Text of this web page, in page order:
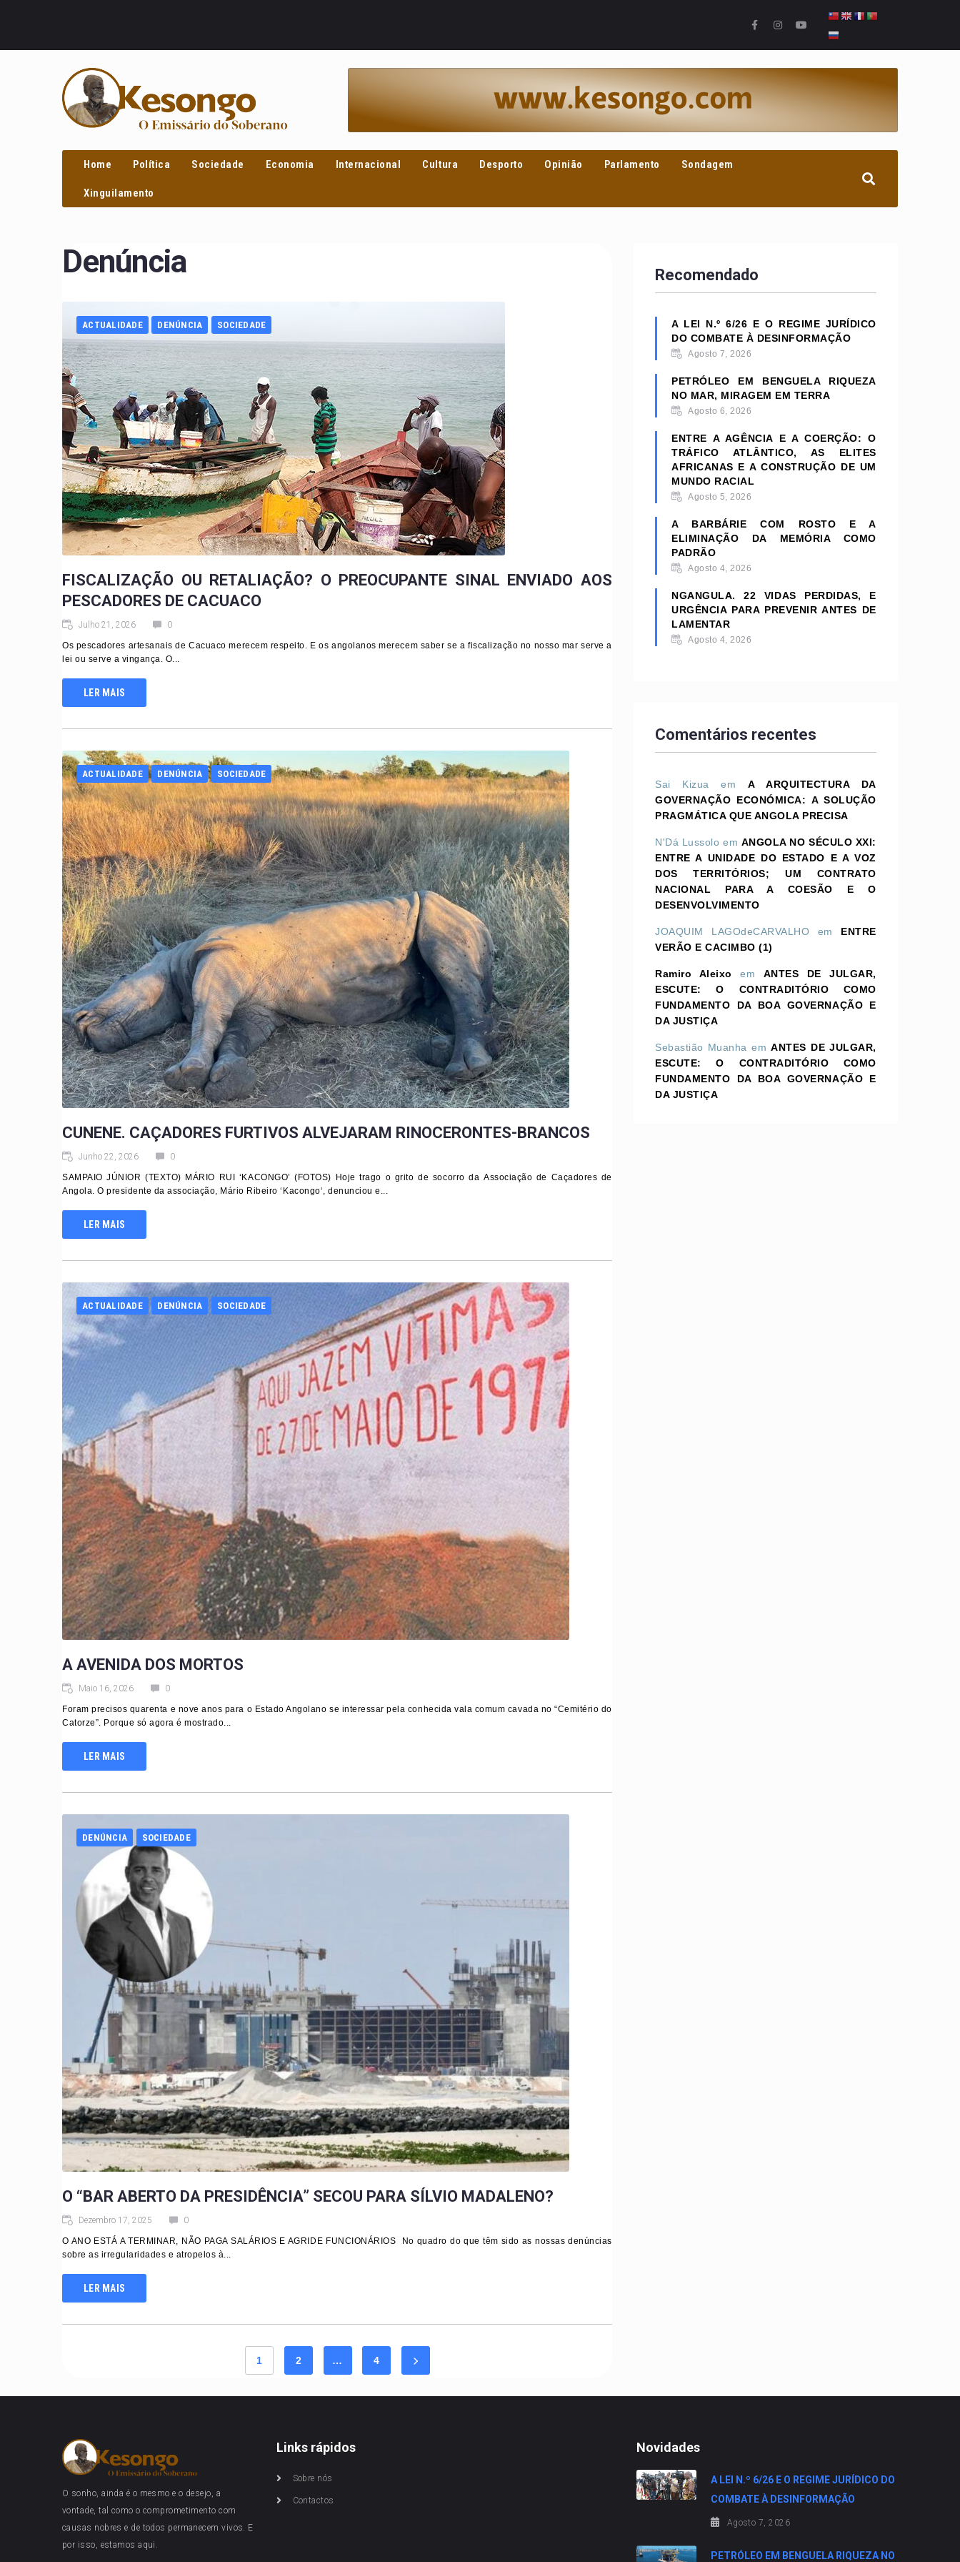
Home Política Sociedade Economia Internacional Cultura Desporto Opinião Parlamento Sondagem
Xinguilamento
Denúncia
ACTUALIDADE DENÚNCIA SOCIEDADE
FISCALIZAÇÃO OU RETALIAÇÃO? O PREOCUPANTE SINAL ENVIADO AOS
PESCADORES DE CACUACO
Julho 21, 2026 0
Os pescadores artesanais de Cacuaco merecem respeito. E os angolanos merecem saber se a fiscalização no nosso mar serve a
lei ou serve a vingança. O...
LER MAIS
ACTUALIDADE DENÚNCIA SOCIEDADE
CUNENE. CAÇADORES FURTIVOS ALVEJARAM RINOCERONTES-BRANCOS
Junho 22, 2026 0
SAMPAIO JÚNIOR (TEXTO) MÁRIO RUI ‘KACONGO’ (FOTOS) Hoje trago o grito de socorro da Associação de Caçadores de
Angola. O presidente da associação, Mário Ribeiro ‘Kacongo‘, denunciou e...
LER MAIS
ACTUALIDADE DENÚNCIA SOCIEDADE
A AVENIDA DOS MORTOS
Maio 16, 2026 0
Foram precisos quarenta e nove anos para o Estado Angolano se interessar pela conhecida vala comum cavada no “Cemitério do
Catorze”. Porque só agora é mostrado...
LER MAIS
DENÚNCIA SOCIEDADE
O “BAR ABERTO DA PRESIDÊNCIA” SECOU PARA SÍLVIO MADALENO?
Dezembro 17, 2025 0
O ANO ESTÁ A TERMINAR, NÃO PAGA SALÁRIOS E AGRIDE FUNCIONÁRIOS No quadro do que têm sido as nossas denúncias
sobre as irregularidades e atropelos à...
LER MAIS
1 2 … 4
Recomendado
A LEI N.º 6/26 E O REGIME JURÍDICO
DO COMBATE À DESINFORMAÇÃO
Agosto 7, 2026
PETRÓLEO EM BENGUELA RIQUEZA
NO MAR, MIRAGEM EM TERRA
Agosto 6, 2026
ENTRE A AGÊNCIA E A COERÇÃO: O
TRÁFICO ATLÂNTICO, AS ELITES
AFRICANAS E A CONSTRUÇÃO DE UM
MUNDO RACIAL
Agosto 5, 2026
A BARBÁRIE COM ROSTO E A
ELIMINAÇÃO DA MEMÓRIA COMO
PADRÃO
Agosto 4, 2026
NGANGULA. 22 VIDAS PERDIDAS, E
URGÊNCIA PARA PREVENIR ANTES DE
LAMENTAR
Agosto 4, 2026
Comentários recentes
Sai Kizua emA ARQUITECTURA DA
GOVERNAÇÃO ECONÓMICA: A SOLUÇÃO
PRAGMÁTICA QUE ANGOLA PRECISA
N'Dá Lussolo em ANGOLA NO SÉCULO XXI:
ENTRE A UNIDADE DO ESTADO E A VOZ
DOS TERRITÓRIOS; UM CONTRATO
NACIONAL PARA A COESÃO E O
DESENVOLVIMENTO
JOAQUIM LAGOdeCARVALHO em ENTRE
VERÃO E CACIMBO (1)
Ramiro Aleixo em ANTES DE JULGAR,
ESCUTE: O CONTRADITÓRIO COMO
FUNDAMENTO DA BOA GOVERNAÇÃO E
DA JUSTIÇA
Sebastião Muanha emANTES DE JULGAR,
ESCUTE: O CONTRADITÓRIO COMO
FUNDAMENTO DA BOA GOVERNAÇÃO E
DA JUSTIÇA
O sonho, ainda é o mesmo e o desejo, a
vontade, tal como o comprometimento com
causas nobres e de todos permanecem vivos. E
por isso, estamos aqui.
Links rápidos
Sobre nós
Contactos
Novidades
A LEI N.º 6/26 E O REGIME JURÍDICO DO
COMBATE À DESINFORMAÇÃO
Agosto 7, 2026
PETRÓLEO EM BENGUELA RIQUEZA NO
PROCURAR